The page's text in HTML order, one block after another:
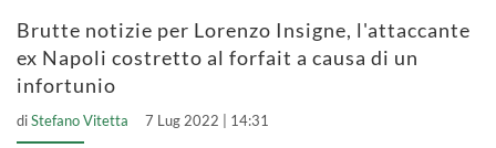
Brutte notizie per Lorenzo Insigne, l'attaccante
ex Napoli costretto al forfait a causa di un
infortunio
diStefano Vitetta 7 Lug 2022 | 14:31